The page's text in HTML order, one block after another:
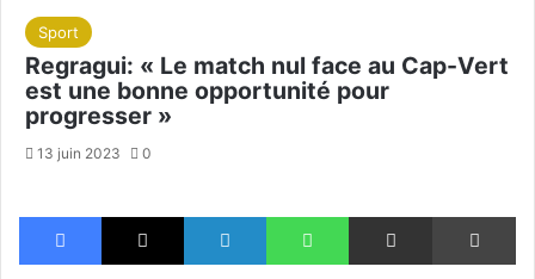
Sport
Regragui: « Le match nul face au Cap-Vert
est une bonne opportunité pour
progresser »
13 juin 2023 0
Facebook X Linkedin WhatsApp Partager par email